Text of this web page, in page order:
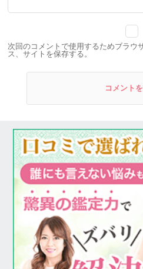
次回のコメントで使用するためブラウ
ス、サイトを保存する。